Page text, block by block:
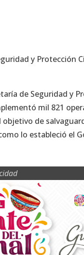
y Protección
de Seguridad y
mil 821
de
lo estableció el